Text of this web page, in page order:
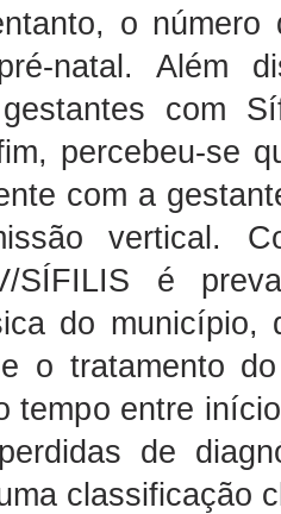
o
natal. Além
com
percebeu-se
com a
vertical.
SÍFILIS é
do município,
o tratamento
tempo entre
de
classificação